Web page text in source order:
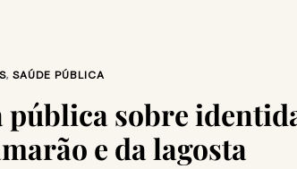
, SAÚDE PÚBLICA
sobre
e da lagosta